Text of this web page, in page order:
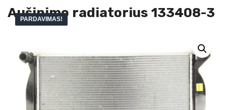
Aušinimo radiatorius 133408-3
PARDAVIMAS!